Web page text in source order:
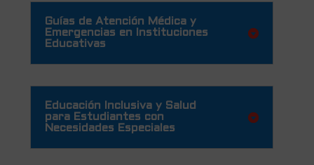
Guías de Atención Médica y
Emergencias en Instituciones
Educativas
Educación Inclusiva y Salud
para Estudiantes con
Necesidades Especiales